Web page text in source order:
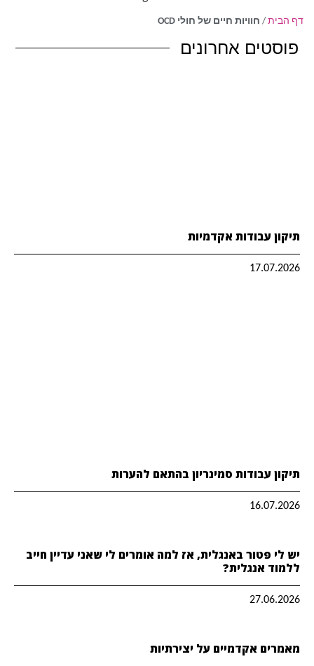
דף הבית / חוויות חיים של חולי OCD
פוסטים אחרונים
תיקון עבודות אקדמיות
17.07.2026
תיקון עבודות סמינריון בהתאם להערות
16.07.2026
יש לי פטור באנגלית, אז למה אומרים לי שאני עדיין חייב
ללמוד אנגלית?
27.06.2026
מאמרים אקדמיים על יצירתיות